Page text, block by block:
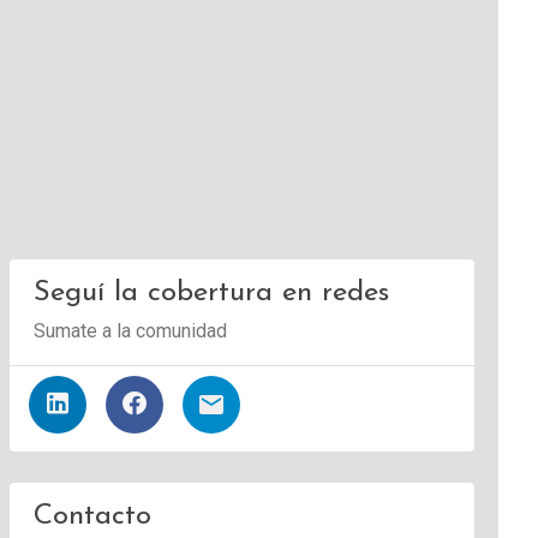
Seguí la cobertura en redes
Sumate a la comunidad
Contacto